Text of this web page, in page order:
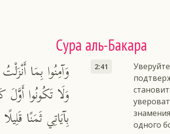
Сура аль-Бакара
وَآمِنُوا بِمَا
وَلَا تَكُونُوا أَوَّلَ
بِآيَاتِي ثَمَنًا
2:41
одного